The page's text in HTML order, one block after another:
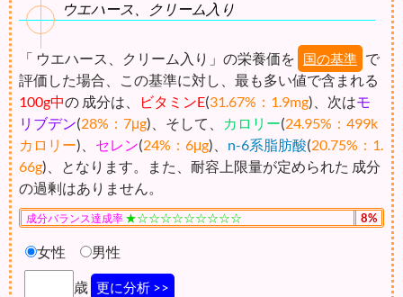
ウエハース、クリーム入り
「 ウエハース、クリーム入り」の栄養価を 国の基準 で
評価した場合、この基準に対し、最も多い値で含まれる
100g中の 成分は、 ビタミンE(31.67%：1.9mg)、次はモ
リブデン(28%：7μg)、そして、 カロリー(24.95%：499k
カロリー)、 セレン(24%：6μg)、 n-6系脂肪酸(20.75%：1.
66g)、となります。また、耐容上限量が定められた 成分
の過剰はありません。
成分バランス達成率 ★☆☆☆☆☆☆☆☆☆ 8%
女性 男性
歳 更に分析 >>